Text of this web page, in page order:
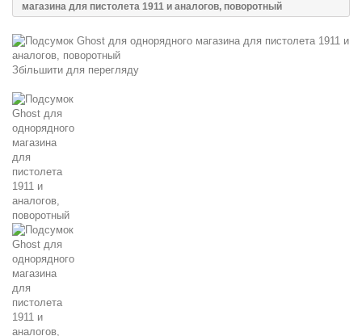
магазина для пистолета 1911 и аналогов, поворотный
Збільшити для перегляду